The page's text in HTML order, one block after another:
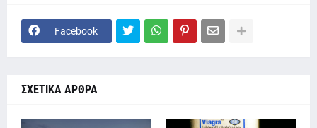
Facebook
ΣΧΕΤΙΚΑ ΑΡΘΡΑ